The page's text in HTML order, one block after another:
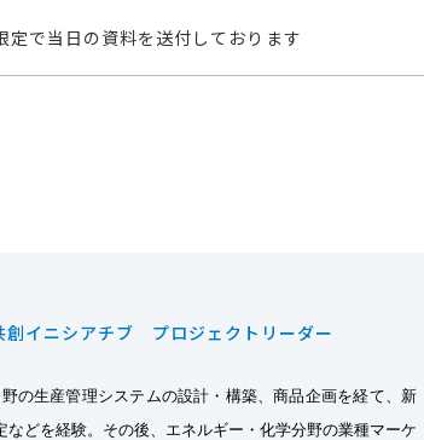
で当日の資料を送付しております
イニシアチブ プロジェクトリーダー
の生産管理システムの設計・構築、商品企画を経て、新
などを経験。その後、エネルギー・化学分野の業種マーケ